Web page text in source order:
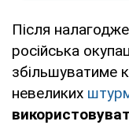
Після
російська
збільшуватиме
невеликих